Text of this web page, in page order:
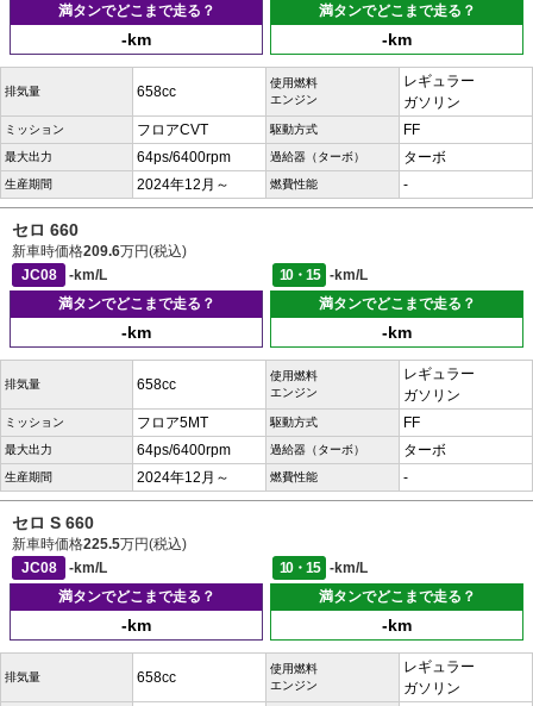
満タンでどこまで走る？
-km
満タンでどこまで走る？
-km
排気量 658cc
使用燃料
エンジン
レギュラー
ガソリン
ミッション フロアCVT 駆動方式 FF
最大出力 64ps/6400rpm 過給器（ターボ） ターボ
生産期間 2024年12月～ 燃費性能 -
セロ 660
新車時価格209.6万円(税込)
JC08
-km/L 10・15
-km/L
満タンでどこまで走る？
-km
満タンでどこまで走る？
-km
排気量 658cc
使用燃料
エンジン
レギュラー
ガソリン
ミッション フロア5MT 駆動方式 FF
最大出力 64ps/6400rpm 過給器（ターボ） ターボ
生産期間 2024年12月～ 燃費性能 -
セロ S 660
新車時価格225.5万円(税込)
JC08
-km/L 10・15
-km/L
満タンでどこまで走る？
-km
満タンでどこまで走る？
-km
排気量 658cc
使用燃料
エンジン
レギュラー
ガソリン